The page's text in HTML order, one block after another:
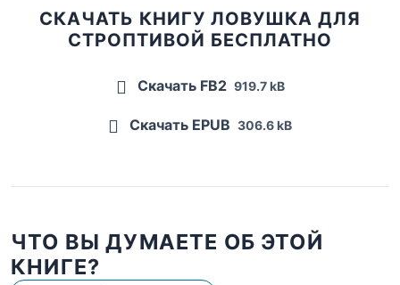
СКАЧАТЬ КНИГУ ЛОВУШКА ДЛЯ
СТРОПТИВОЙ БЕСПЛАТНО
Скачать FB2 919.7 kB
Скачать EPUB 306.6 kB
ЧТО ВЫ ДУМАЕТЕ ОБ ЭТОЙ
КНИГЕ?